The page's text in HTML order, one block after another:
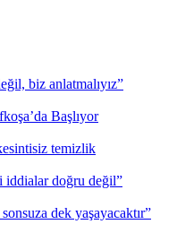
biz anlatmalıyız”
Başlıyor
temizlik
doğru değil”
dek yaşayacaktır”